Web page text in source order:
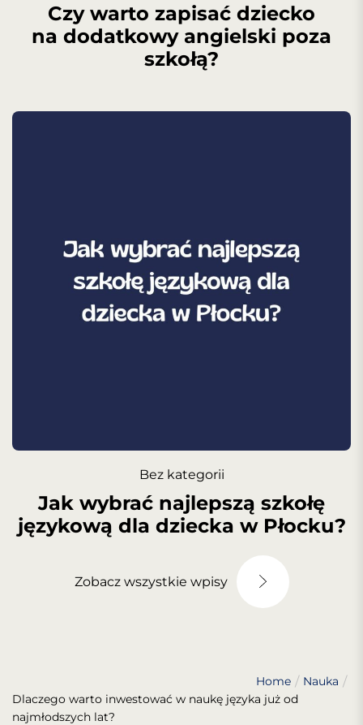
Czy warto zapisać dziecko
na dodatkowy angielski poza
szkołą?
Bez kategorii
Jak wybrać najlepszą szkołę
językową dla dziecka w Płocku?
Zobacz wszystkie wpisy
Home
Nauka
Dlaczego warto inwestować w naukę języka już od
najmłodszych lat?